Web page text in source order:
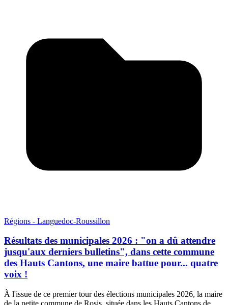
Régions - Languedoc-Roussillon
Résultats des municipales 2026 : "on a dû attendre
jusqu'aux derniers bulletins", dans cette commune
des Hauts Cantons, une maire battue pour... quatre
voix !
À l'issue de ce premier tour des élections municipales 2026, la maire
de la petite commune de Rosis, située dans les Hauts Cantons de